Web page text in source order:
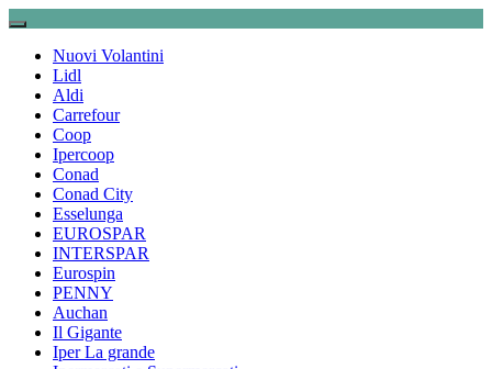
Nuovi Volantini
Lidl
Aldi
Carrefour
Coop
Ipercoop
Conad
Conad City
Esselunga
EUROSPAR
INTERSPAR
Eurospin
PENNY
Auchan
Il Gigante
Iper La grande